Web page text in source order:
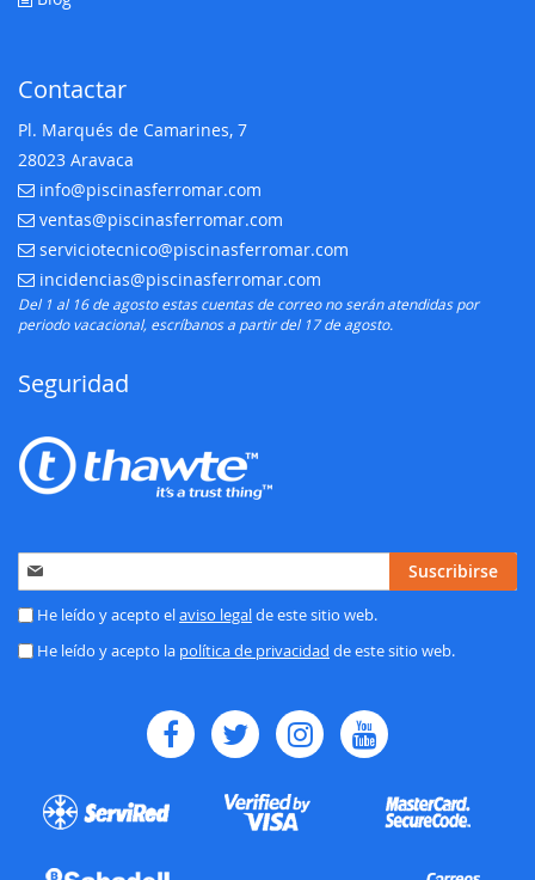
Contactar
Pl. Marqués de Camarines, 7
28023 Aravaca
E-mail:
info@piscinasferromar.com
E-mail:
ventas@piscinasferromar.com
E-mail:
serviciotecnico@piscinasferromar.com
E-mail:
incidencias@piscinasferromar.com
Del 1 al 16 de agosto estas cuentas de correo no serán atendidas por
periodo vacacional, escríbanos a partir del 17 de agosto.
Seguridad
Inscríbase
a
nuestro
de
Suscribirse
He leído y acepto elaviso legalde este sitio web.
He leído y acepto la política de privacidad de este sitio web.